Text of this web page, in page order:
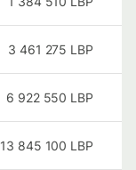
3 461 275 LBP
6 922 550 LBP
13 845 100 LBP